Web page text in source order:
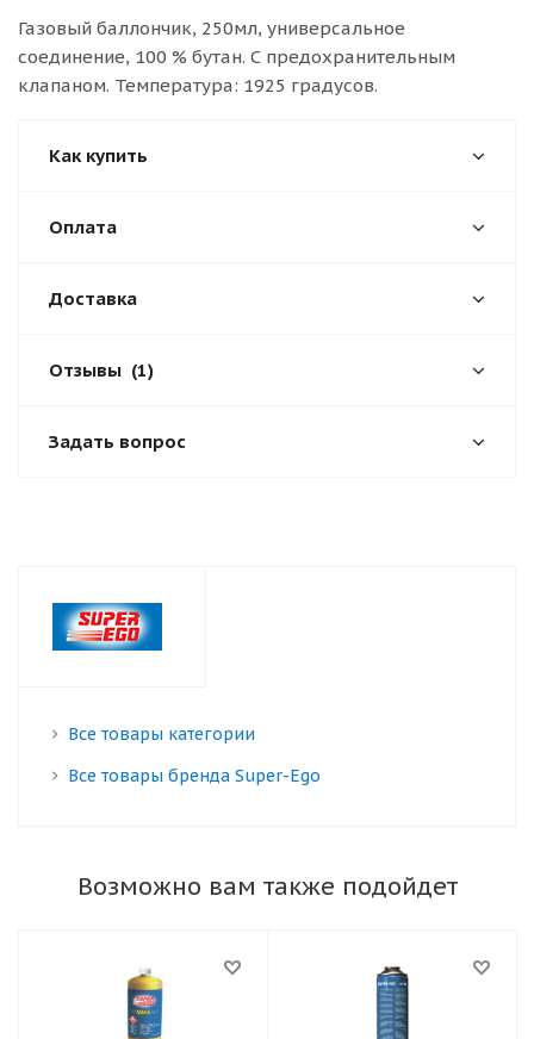
Газовый баллончик, 250мл, универсальное
соединение, 100 % бутан. С предохранительным
клапаном. Температура: 1925 градусов.
Как купить
Оплата
Доставка
Отзывы (1)
Задать вопрос
Все товары категории
Все товары бренда Super-Ego
Возможно вам также подойдет